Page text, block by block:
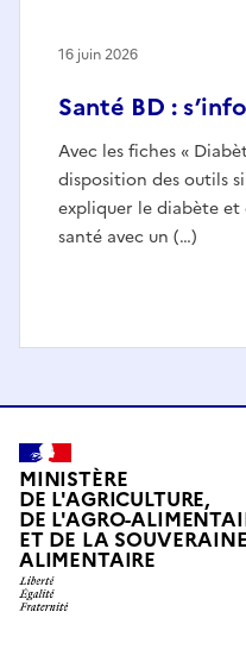
Santé BD :
Avec les fiches «
disposition des outils
expliquer le diabète
santé avec un (…)
16 juin 2026
MINISTÈRE
DE L'AGRICULTURE,
DE L'AGRO-
ET DE LA
ALIMENTAIRE